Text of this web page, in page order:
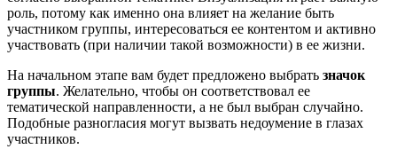
роль, потому как именно она влияет на желание быть
участником группы, интересоваться ее контентом и активно
участвовать (при наличии такой возможности) в ее жизни.
На начальном этапе вам будет предложено выбрать значок
группы. Желательно, чтобы он соответствовал ее
тематической направленности, а не был выбран случайно.
Подобные разногласия могут вызвать недоумение в глазах
участников.